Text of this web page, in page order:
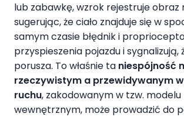
lub zabawkę, wzrok rejestruje obraz
sugerując, że ciało znajduje się w
samym czasie błędnik i
przyspieszenia pojazdu i sygnalizują,
porusza. To właśnie ta niespójność
rzeczywistym a przewidywanym
ruchu, zakodowanym w tzw. modelu
wewnętrznym, może prowadzić do